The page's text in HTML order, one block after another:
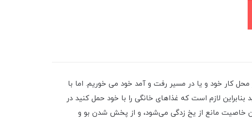
محل کار خود و یا در مسیر رفت و آمد خود می‌ خوریم. اما با
لازم است که غذاهای خانگی را با خود حمل کنید در
خاصیت مانع از یخ زدگی می‌شود، و از پخش شدن بو و